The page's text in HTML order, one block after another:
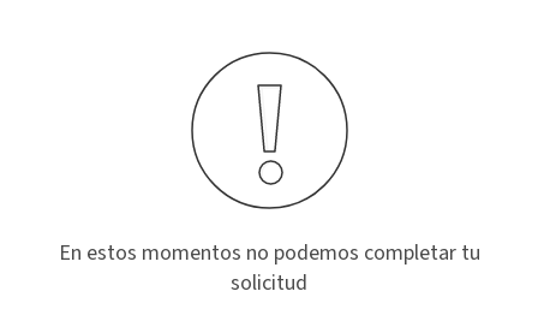
En estos momentos no podemos completar tu
solicitud